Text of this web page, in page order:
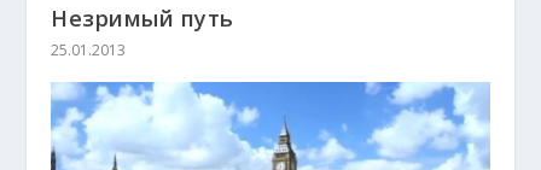
Незримый путь
25.01.2013